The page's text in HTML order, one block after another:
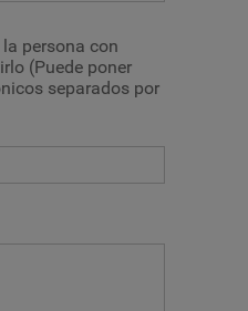
persona con
(Puede poner
separados por